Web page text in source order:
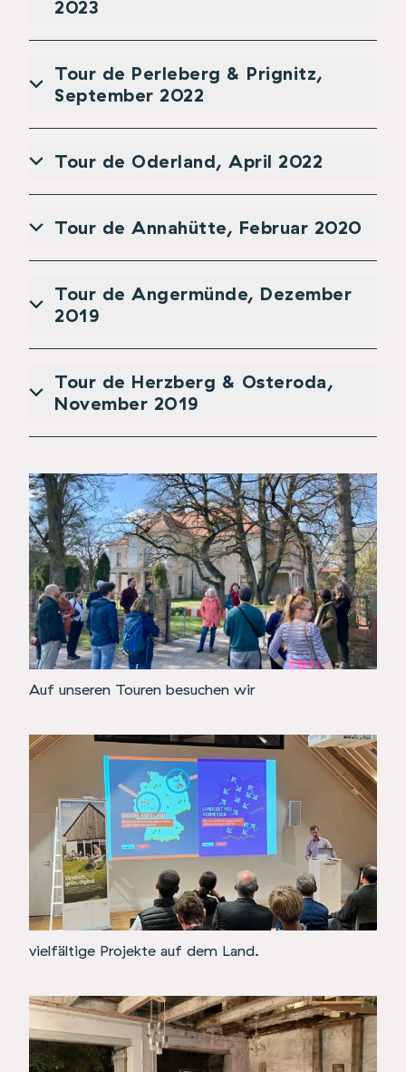
2023
Tour de Perleberg & Prignitz,
September 2022
Tour de Oderland, April 2022
Tour de Annahütte, Februar 2020
Tour de Angermünde, Dezember
2019
Tour de Herzberg & Osteroda,
November 2019
Auf unseren Touren besuchen wir
vielfältige Projekte auf dem Land.